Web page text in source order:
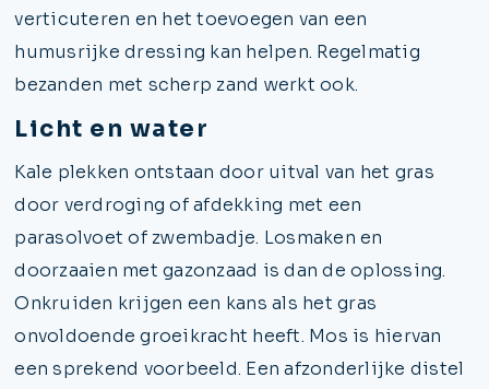
verticuteren en het toevoegen van een
humusrijke dressing kan helpen. Regelmatig
bezanden met scherp zand werkt ook.
Licht en water
Kale plekken ontstaan door uitval van het gras
door verdroging of afdekking met een
parasolvoet of zwembadje. Losmaken en
doorzaaien met gazonzaad is dan de oplossing.
Onkruiden krijgen een kans als het gras
onvoldoende groeikracht heeft. Mos is hiervan
een sprekend voorbeeld. Een afzonderlijke distel